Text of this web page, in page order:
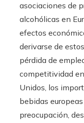
asociaciones de
alcohólicas en
efectos
derivarse de
pérdida de
competitividad
Unidos, los
bebidas
preocupación,